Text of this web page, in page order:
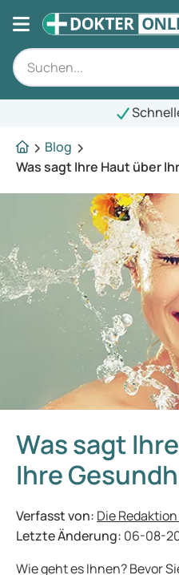
Schnelle
Blog
Was sagt Ihre Haut über
Was sagt
Ihre
Verfasst von: Die
Letzte Änderung: 06-08-
Wie geht es Ihnen? Bevor